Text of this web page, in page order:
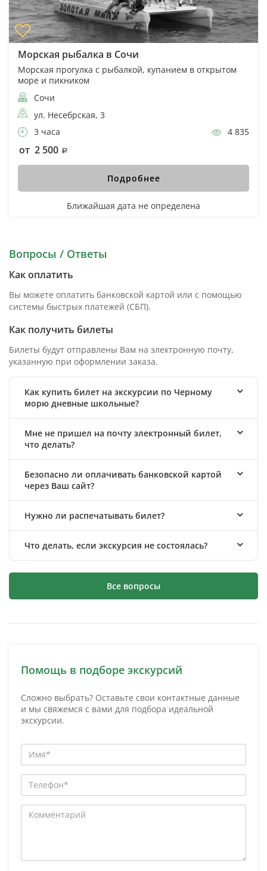
Морская рыбалка в Сочи
Морская прогулка с рыбалкой, купанием в открытом
море и пикником
Сочи
ул. Несебрская, 3
3 часа
4 835
от 2 500
Подробнее
Ближайшая дата не определена
Вопросы / Ответы
Как оплатить
Вы можете оплатить банковской картой или с помощью
системы быстрых платежей (СБП).
Как получить билеты
Билеты будут отправлены Вам на электронную почту,
указанную при оформлении заказа.
Как купить билет на экскурсии по Черному
морю дневные школьные?
Мне не пришел на почту электронный билет,
что делать?
Безопасно ли оплачивать банковской картой
через Ваш сайт?
Нужно ли распечатывать билет?
Что делать, если экскурсия не состоялась?
Все вопросы
Помощь в подборе экскурсий
Сложно выбрать? Оставьте свои контактные данные
и мы свяжемся с вами для подбора идеальной
экскурсии.